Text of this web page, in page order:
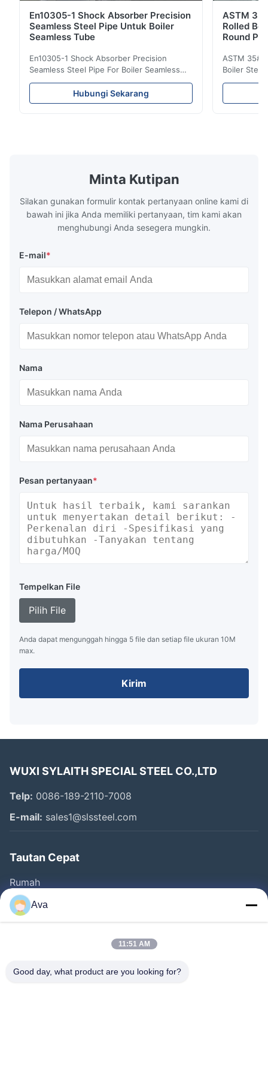
En10305-1 Shock Absorber Precision
Seamless Steel Pipe Untuk Boiler
Seamless Tube
En10305-1 Shock Absorber Precision
Seamless Steel Pipe For Boiler Seamless
Tube Seamless Precision steel tubes To be
used in hydraulic system, automobile and
precision machinery parts for cars and
14m,5.8m,6m,10m-12m,12m or as
customer's actual requirys Standard JIS
Hubungi Sekarang
ASTM 35
Rolled
Round
ASTM 35#
Boiler Steel
Lehgth Its
Q235,
Minta Kutipan
Silakan gunakan formulir kontak pertanyaan online kami di
bawah ini jika Anda memiliki pertanyaan, tim kami akan
menghubungi Anda sesegera mungkin.
E-mail*
Telepon / WhatsApp
Nama
Nama Perusahaan
Pesan pertanyaan*
Tempelkan File
Pilih File
Anda dapat mengunggah hingga 5 file dan setiap file ukuran 10M
max.
Kirim
WUXI SYLAITH SPECIAL STEEL CO.,LTD
Telp: 0086-189-2110-7008
E-mail: sales1@slssteel.com
Tautan Cepat
Rumah
Produk
Video
Tur Pabrik
Ava
11:51 AM
Good day, what product are you looking for?